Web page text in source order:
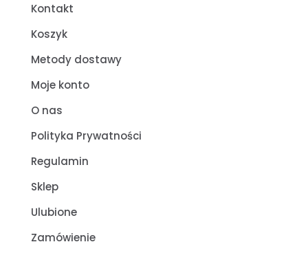
Kontakt
Koszyk
Metody dostawy
Moje konto
O nas
Polityka Prywatności
Regulamin
Sklep
Ulubione
Zamówienie